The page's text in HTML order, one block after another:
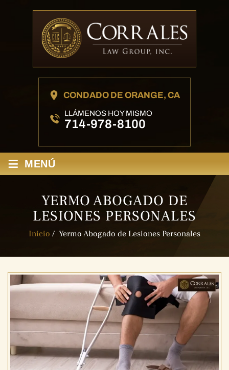
CONDADO DE ORANGE, CA
LLÁMENOS HOY MISMO
714-978-8100
≡ MENÚ
YERMO ABOGADO DE
LESIONES PERSONALES
Inicio / Yermo Abogado de Lesiones Personales